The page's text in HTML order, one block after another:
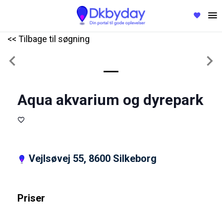
<< Tilbage til søgning
Previous
Aqua akvarium og dyrepark
Vejlsøvej 55, 8600 Silkeborg
Priser